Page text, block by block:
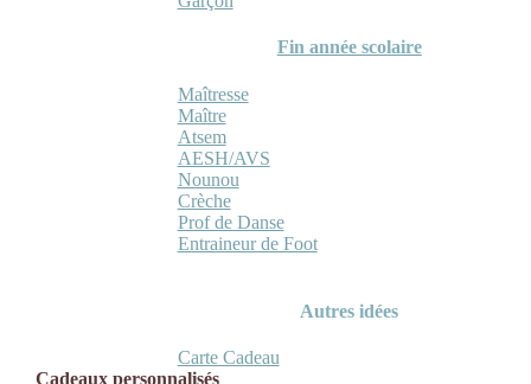
Fin année scolaire
Maîtresse
Maître
Atsem
AESH/AVS
Nounou
Crèche
Prof de Danse
Entraineur de Foot
Autres idées
Carte Cadeau
Cadeaux personnalisés